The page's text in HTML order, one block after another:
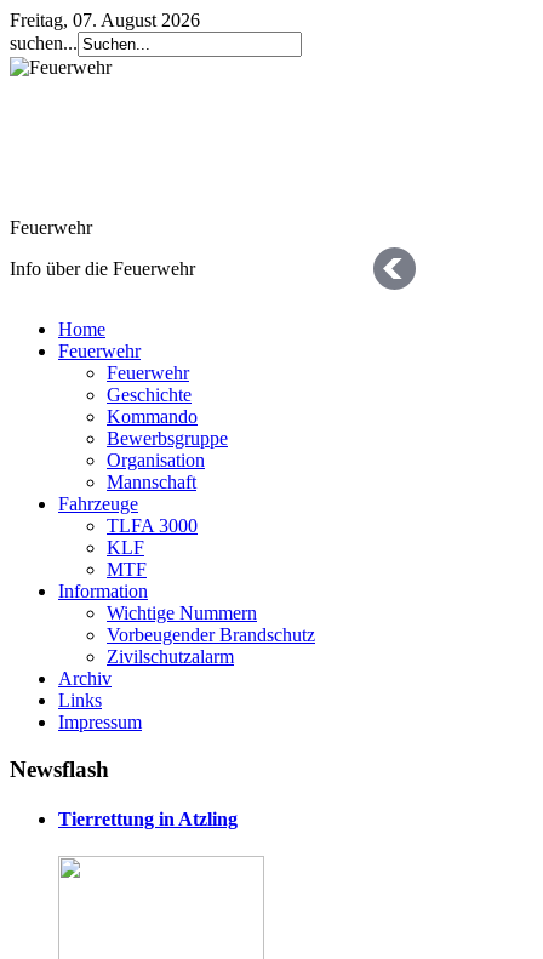
Freitag, 07. August 2026
suchen...
Feuerwehr
Info über die Feuerwehr
Geschichte
die letzten 125 Jahre
Home
Feuerwehr
Feuerwehr
Geschichte
Kommando
Bewerbsgruppe
Organisation
Mannschaft
Fahrzeuge
TLFA 3000
KLF
MTF
Information
Wichtige Nummern
Vorbeugender Brandschutz
Zivilschutzalarm
Archiv
Links
Impressum
Newsflash
Tierrettung in Atzling